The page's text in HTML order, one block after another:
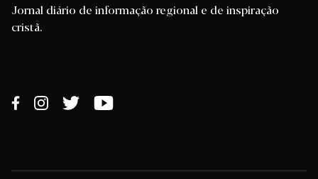
Jornal diário de informação regional e de inspiração
cristã.